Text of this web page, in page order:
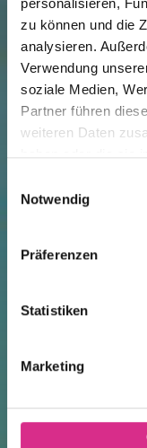
zu können und die
analysieren.
Verwendung
soziale Medien,
Partner führen
weiteren Daten
Notwendig
Präferenzen
Statistiken
Marketing